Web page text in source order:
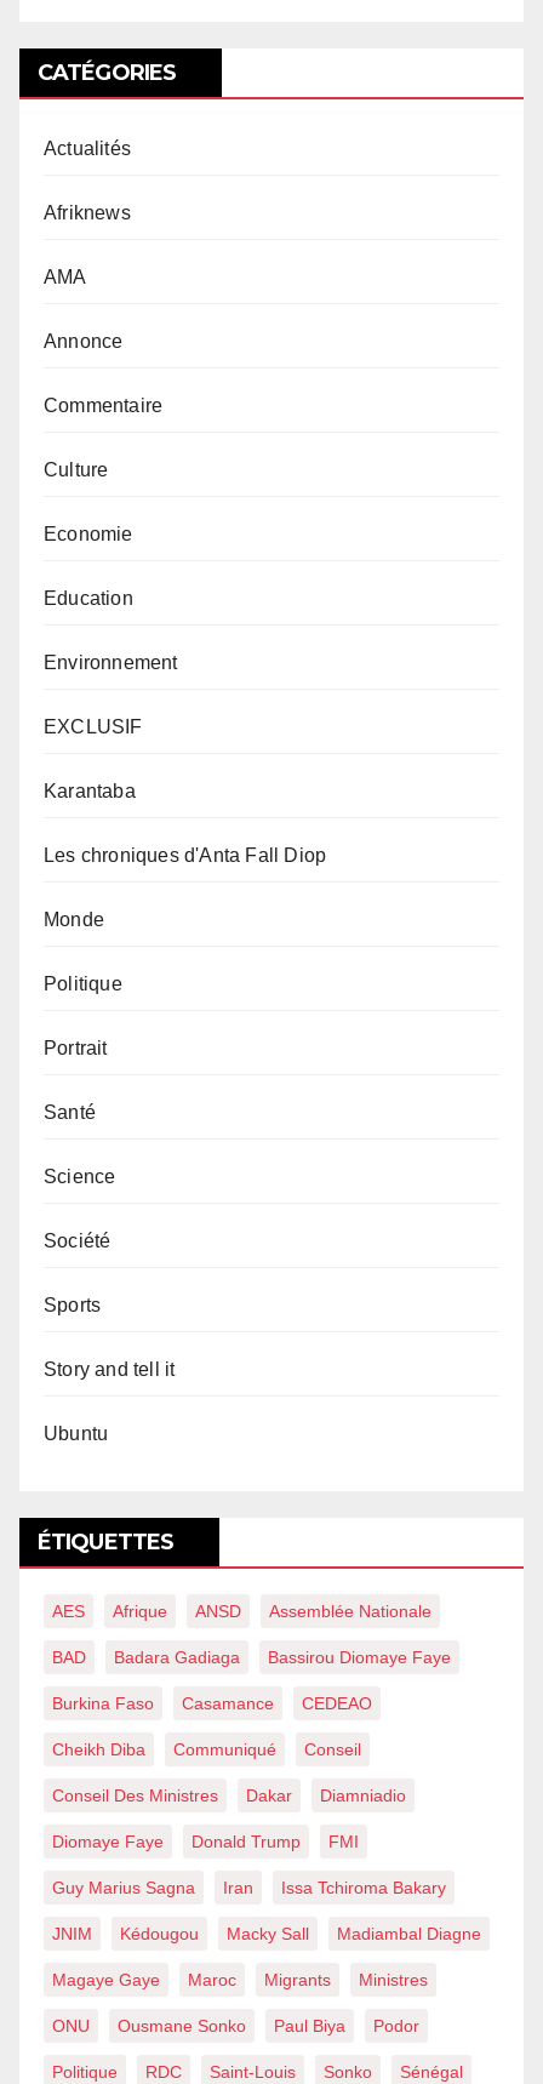
CATÉGORIES
Actualités
Afriknews
AMA
Annonce
Commentaire
Culture
Economie
Education
Environnement
EXCLUSIF
Karantaba
Les chroniques d'Anta Fall Diop
Monde
Politique
Portrait
Santé
Science
Société
Sports
Story and tell it
Ubuntu
ÉTIQUETTES
AES Afrique ANSD Assemblée Nationale
BAD Badara Gadiaga Bassirou Diomaye Faye
Burkina Faso Casamance CEDEAO
Cheikh Diba Communiqué Conseil
Conseil Des Ministres Dakar Diamniadio
Diomaye Faye Donald Trump FMI
Guy Marius Sagna Iran Issa Tchiroma Bakary
JNIM Kédougou Macky Sall Madiambal Diagne
Magaye Gaye Maroc Migrants Ministres
ONU Ousmane Sonko Paul Biya Podor
Politique RDC Saint-Louis Sonko Sénégal